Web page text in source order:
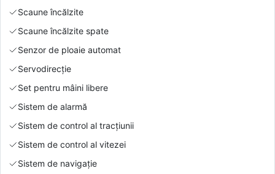
Scaune încălzite
Scaune încălzite spate
Senzor de ploaie automat
Servodirecție
Set pentru mâini libere
Sistem de alarmă
Sistem de control al tracțiunii
Sistem de control al vitezei
Sistem de navigație